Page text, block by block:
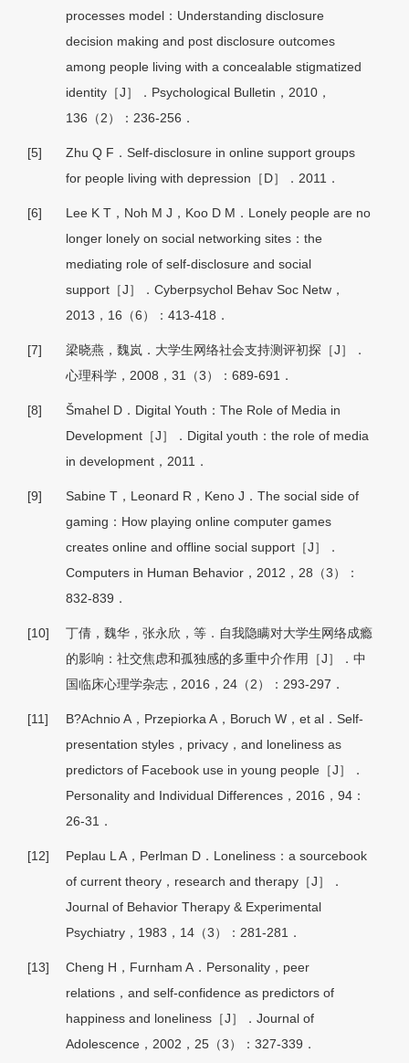
processes model：Understanding disclosure
decision making and post disclosure outcomes
among people living with a concealable stigmatized
identity［J］．Psychological Bulletin，2010，
136（2）：236-256．
[5]
Zhu Q F．Self-disclosure in online support groups
for people living with depression［D］．2011．
[6]
Lee K T，Noh M J，Koo D M．Lonely people are no
longer lonely on social networking sites：the
mediating role of self-disclosure and social
support［J］．Cyberpsychol Behav Soc Netw，
2013，16（6）：413-418．
[7]
梁晓燕，魏岚．大学生网络社会支持测评初探［J］．
心理科学，2008，31（3）：689-691．
[8]
Šmahel D．Digital Youth：The Role of Media in
Development［J］．Digital youth：the role of media
in development，2011．
[9]
Sabine T，Leonard R，Keno J．The social side of
gaming：How playing online computer games
creates online and offline social support［J］．
Computers in Human Behavior，2012，28（3）：
832-839．
[10]
丁倩，魏华，张永欣，等．自我隐瞒对大学生网络成瘾
的影响：社交焦虑和孤独感的多重中介作用［J］．中
国临床心理学杂志，2016，24（2）：293-297．
[11]
B?Achnio A，Przepiorka A，Boruch W，et al．Self-
presentation styles，privacy，and loneliness as
predictors of Facebook use in young people［J］．
Personality and Individual Differences，2016，94：
26-31．
[12]
Peplau L A，Perlman D．Loneliness：a sourcebook
of current theory，research and therapy［J］．
Journal of Behavior Therapy & Experimental
Psychiatry，1983，14（3）：281-281．
[13]
Cheng H，Furnham A．Personality，peer
relations，and self-confidence as predictors of
happiness and loneliness［J］．Journal of
Adolescence，2002，25（3）：327-339．